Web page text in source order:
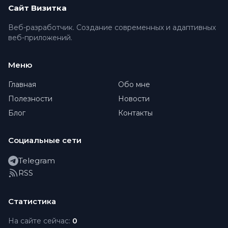
Сайт Визитка
Веб-разработчик. Создание современных и адаптивных
веб-приложений.
Меню
Главная
Обо мне
Полезности
Новости
Блог
Контакты
Социальные сети
Telegram
RSS
Статистика
На сайте сейчас: 0